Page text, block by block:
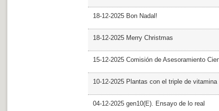
18-12-2025 Bon Nadal!
18-12-2025 Merry Christmas
15-12-2025 Comisión de Asesoramiento
10-12-2025 Plantas con el triple de vitamina
04-12-2025 gen10(E). Ensayo de lo real